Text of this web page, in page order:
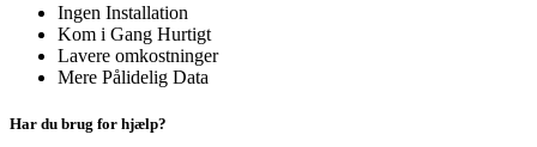
Ingen Installation
Kom i Gang Hurtigt
Lavere omkostninger
Mere Pålidelig Data
Har du brug for hjælp?